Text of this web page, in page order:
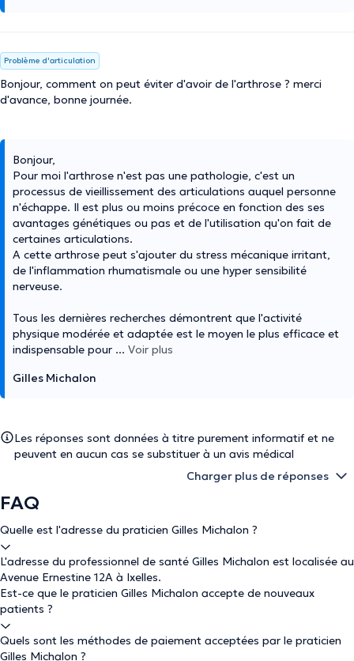
Problème d'articulation
Bonjour, comment on peut éviter d'avoir de l'arthrose ? merci
d'avance, bonne journée.
Bonjour,
Pour moi l'arthrose n'est pas une pathologie, c'est un
processus de vieillissement des articulations auquel personne
n'échappe. Il est plus ou moins précoce en fonction des ses
avantages génétiques ou pas et de l'utilisation qu'on fait de
certaines articulations.
A cette arthrose peut s'ajouter du stress mécanique irritant,
de l'inflammation rhumatismale ou une hyper sensibilité
nerveuse.
Tous les dernières recherches démontrent que l'activité
physique modérée et adaptée est le moyen le plus efficace et
indispensable pour ... Voir plus
Gilles Michalon
Les réponses sont données à titre purement informatif et ne
peuvent en aucun cas se substituer à un avis médical
Charger plus de réponses
FAQ
Quelle est l'adresse du praticien Gilles Michalon ?
L'adresse du professionnel de santé Gilles Michalon est localisée au
Avenue Ernestine 12A à Ixelles.
Est-ce que le praticien Gilles Michalon accepte de nouveaux
patients ?
Quels sont les méthodes de paiement acceptées par le praticien
Gilles Michalon ?